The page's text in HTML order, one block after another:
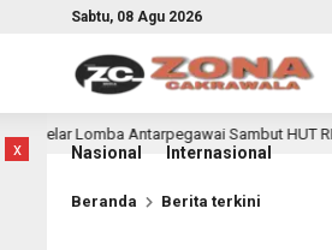
Sabtu, 08 Agu 2026
Nasional Internasional
x
Sambut HUT RI ke-81 16 jam lalu
Beranda Berita terkini